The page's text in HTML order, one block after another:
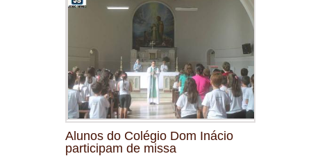
Alunos do Colégio Dom Inácio
participam de missa